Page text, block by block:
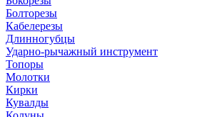
Болторезы
Кабелерезы
Длинногубцы
Ударно-рычажный инструмент
Топоры
Молотки
Кирки
Кувалды